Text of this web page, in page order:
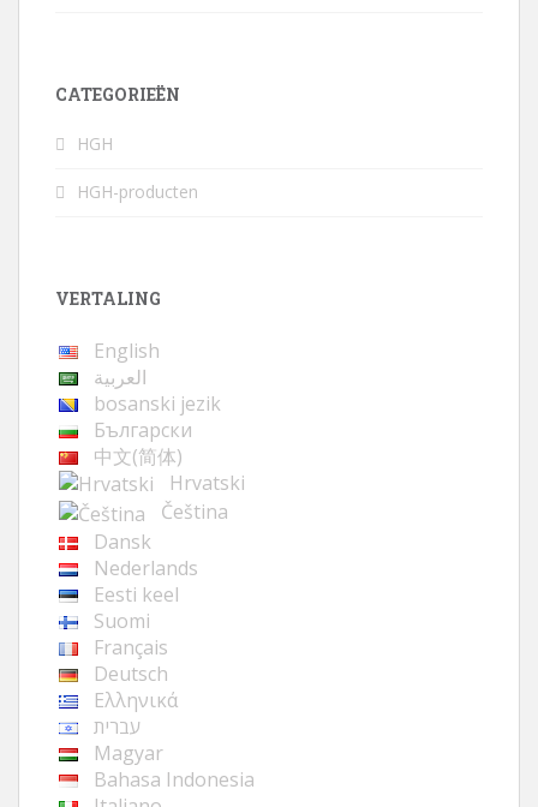
CATEGORIEËN
HGH
HGH-producten
VERTALING
English
العربية
bosanski jezik
Български
中文(简体)
Hrvatski
Čeština
Dansk
Nederlands
Eesti keel
Suomi
Français
Deutsch
Ελληνικά
עברית
Magyar
Bahasa Indonesia